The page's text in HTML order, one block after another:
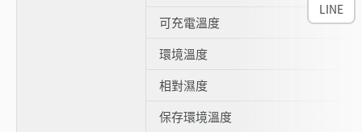
可充電溫度
環境溫度
相對濕度
保存環境溫度
LINE